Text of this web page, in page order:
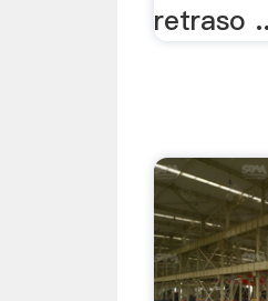
retraso